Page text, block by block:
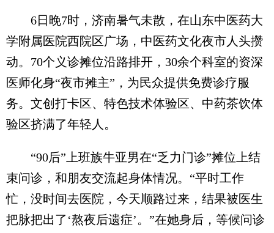
6日晚7时，济南暑气未散，在山东中医药大
学附属医院西院区广场，中医药文化夜市人头攒
动。70个义诊摊位沿路排开，30余个科室的资深
医师化身“夜市摊主”，为民众提供免费诊疗服
务。文创打卡区、特色技术体验区、中药茶饮体
验区挤满了年轻人。
“90后”上班族牛亚男在“乏力门诊”摊位上结
束问诊，和朋友交流起身体情况。“平时工作
忙，没时间去医院，今天顺路过来，结果被医生
把脉把出了‘熬夜后遗症’。”在她身后，等候问诊